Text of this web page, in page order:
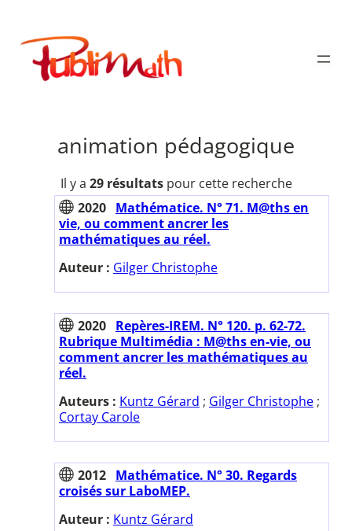
contenu
Publimath
animation pédagogique
Il y a 29 résultatspour cette recherche
2020 Mathématice. N° 71. M@ths en
vie, ou comment ancrer les
mathématiques au réel.
Auteur : Gilger Christophe
2020 Repères-IREM. N° 120. p. 62-72.
Rubrique Multimédia : M@ths en-vie, ou
comment ancrer les mathématiques au
réel.
Auteurs : Kuntz Gérard ; Gilger Christophe ;
Cortay Carole
2012 Mathématice. N° 30. Regards
croisés sur LaboMEP.
Auteur : Kuntz Gérard